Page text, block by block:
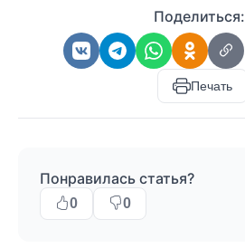
Поделиться:
Печать
Понравилась статья?
0 0